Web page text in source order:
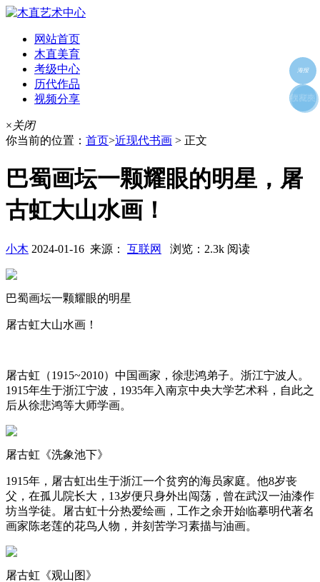
网站首页
木直美育
考级中心
历代作品
视频分享
×关闭
你当前的位置： 首页>近现代书画 > 正文
巴蜀画坛一颗耀眼的明星，屠
古虹大山水画！
小木 2024-01-16 来源： 互联网 浏览：2.3k 阅读
巴蜀画坛一颗耀眼的明星
屠古虹大山水画！
屠古虹（1915~2010）中国画家，徐悲鸿弟子。浙江宁波人。
1915年生于浙江宁波，1935年入南京中央大学艺术科，自此之
后从徐悲鸿等大师学画。
屠古虹《洗象池下》
1915年，屠古虹出生于浙江一个贫穷的海员家庭。他8岁丧
父，在孤儿院长大，13岁便只身外出闯荡，曾在武汉一油漆作
坊当学徒。屠古虹十分热爱绘画，工作之余开始临摹明代著名
画家陈老莲的花鸟人物，并刻苦学习素描与油画。
屠古虹《观山图》
海报
好友
朋友圈
收藏夹